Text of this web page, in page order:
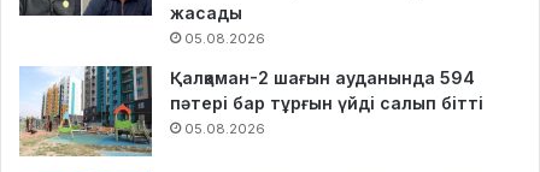
жасады
05.08.2026
Қалқаман-2 шағын ауданында 594
пәтері бар тұрғын үйді салып бітті
05.08.2026